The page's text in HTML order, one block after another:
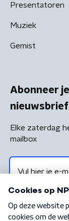
Presentatoren
Muziek
Gemist
Abonneer
nieuwsbrief
Elke zaterdag
mailbox